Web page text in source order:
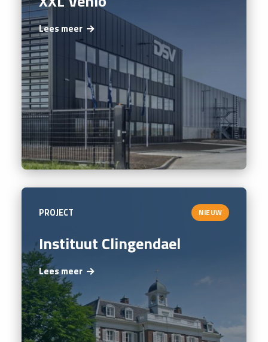
Lees meer
PROJECT NIEUW
Instituut Clingendael
Lees meer